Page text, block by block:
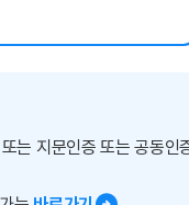
는 지문인증 또는 공동인